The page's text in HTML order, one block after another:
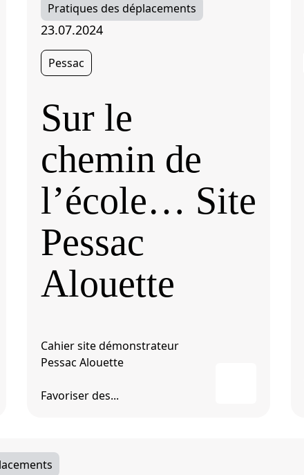
Pratiques des déplacements
23.07.2024
Pessac
Sur le
chemin de
l’école… Site
Pessac
Alouette
Cahier site démonstrateur
Pessac Alouette
Favoriser des...